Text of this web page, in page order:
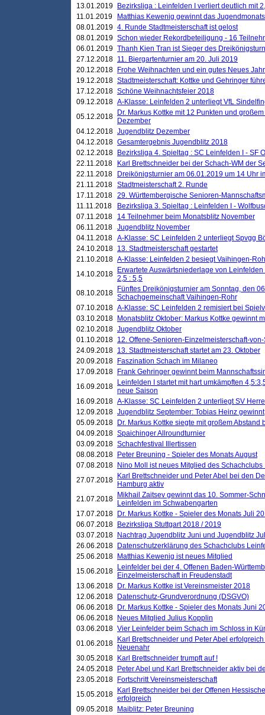
13.01.2019
Bezirksliga : Leinfelden I verliert deutlich mit
11.01.2019
Matthias Kewenig gewinnt das
08.01.2019 4. Runde Stadtmeisterschaft ist gelost
08.01.2019 Schon wieder Rekordbeteiligung - 16
06.01.2019 Thanh Kien Tran ist Sieger des
27.12.2018 11. Biergartenturnier am 20. Juli 2019
20.12.2018
Frohe Weihnachten und ein gutes Neues
19.12.2018 Stadtmeisterschaft: Kottke und Gehringer
17.12.2018 Schöne Weihnachtsfeier 2018
09.12.2018 A-Klasse: Leinfelden 2 unterliegt VfL
05.12.2018
Dr. Markus Kottke mit 12 Punkten und
Dezember
04.12.2018 Jugendblitz Dezember
04.12.2018 Gesamtergebnis Jugendblitz 2018
02.12.2018
Bezirksliga 4. Spieltag : SC Leinfelden I - SF
22.11.2018
Karl Brettschneider bei der Schach-WM der
22.11.2018
Dreikönigsturnier am 06.01.2019 um 14 Uhr
21.11.2018 Stadtmeisterschaft 2. Runde
17.11.2018 29. Württembergische Senioren-
11.11.2018
Bezirksliga 3. Spieltag : Leinfelden I -
07.11.2018
14 Teilnehmer beim Monatsblitz November
06.11.2018 Jugendblitz November
04.11.2018 A-Klasse: SC Leinfelden 2 unterliegt Spvgg
24.10.2018 13. Stadtmeisterschaft gestartet
21.10.2018 A-Klasse: Leinfelden 2 besiegt Vaihingen-
14.10.2018
Erwartete Auswärtsniederlage von
2,5 : 5,5
08.10.2018
Fünftes Dreikönigsturnier am Sonntag, den
Schachgemeinschaft Vaihingen-Rohr
07.10.2018 A-Klasse: SC Leinfelden 2 remisiert bei
03.10.2018
Monatsblitz Oktober: Markus Kottke gewinnt
02.10.2018 Jugendblitz Oktober
01.10.2018 12. Offene-Senioren-Einzelmeisterschaft-
24.09.2018 13. Stadtmeisterschaft startet am 23. Oktober
20.09.2018
Faszination Schach im Milaneo
17.09.2018
Frank Gehringer gewinnt beim
16.09.2018
Leinfelden I startet mit hart umkämpften
neue Saison
16.09.2018 A-Klasse: SC Leinfelden 2 unterliegt SV
12.09.2018 Jugendblitz September: Tobias Heinz gewinnt
05.09.2018
Dr. Markus Kottke siegte mit großem
04.09.2018 Spaichinger Allroundturnier
03.09.2018 Schachfestival Illertissen
08.08.2018
Peter Breuning - Spieler des Monats August
07.08.2018
Nino Moll ist neues Mitglied des
27.07.2018
Karl Brettschneider und Peter Abel bei den
Hamburg aktiv
21.07.2018
Mikhail Zaitsev gewinnt das 10. Sommer-
Leinfelden im Schwabengarten
17.07.2018
Dr. Markus Kottke - Spieler des Monats Juli
06.07.2018
Bezirksliga Stuttgart 2018 / 2019
03.07.2018
Nachtrag Jugendblitz Juni und Jugendblitz
26.06.2018
Datenschutzerklärung des Schachclubs
25.06.2018
Matthias Kewenig ist neues Mitglied
15.06.2018
Leinfelder bei der 4. Offenen Baden-
Einzelmeisterschaft in Freudenstadt
13.06.2018
Dr. Markus Kottke ist Vereinsmeister 2018
12.06.2018
Datenschutz-Grundverordnung (DSGVO)
06.06.2018
Dr. Markus Kottke - Spieler des Monats Juni
06.06.2018
Neues Mitglied Julius Kopplin
03.06.2018 Vier Leinfelder beim Schach im Schloss in
01.06.2018
Karl Brettschneider und Peter Abel
Neuenahr
30.05.2018
Karl Brettschneider trumpft auf !
24.05.2018
Peter Abel und Karl Brettschneider aktiv bei
23.05.2018
Fortschritt Vereinsmeisterschaft
15.05.2018
Karl Brettschneider bei der Offenen
erfolgreich
09.05.2018
Maiblitz: Peter Breuning